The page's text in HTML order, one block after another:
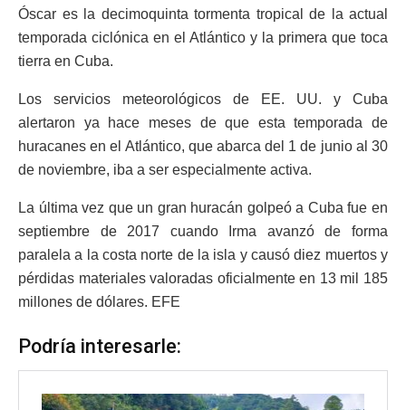
Óscar es la decimoquinta tormenta tropical de la actual
temporada ciclónica en el Atlántico y la primera que toca
tierra en Cuba.
Los servicios meteorológicos de EE. UU. y Cuba
alertaron ya hace meses de que esta temporada de
huracanes en el Atlántico, que abarca del 1 de junio al 30
de noviembre, iba a ser especialmente activa.
La última vez que un gran huracán golpeó a Cuba fue en
septiembre de 2017 cuando Irma avanzó de forma
paralela a la costa norte de la isla y causó diez muertos y
pérdidas materiales valoradas oficialmente en 13 mil 185
millones de dólares. EFE
Podría interesarle: